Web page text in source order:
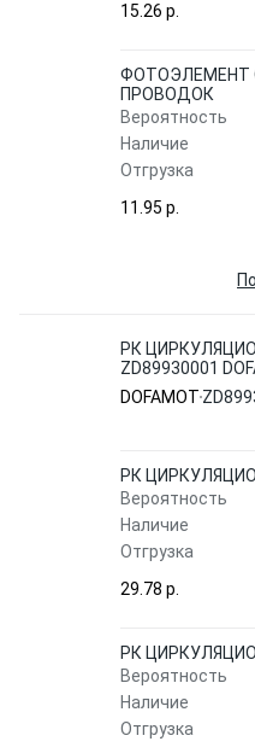
15.26 p.
ФОТОЭЛЕМЕНТ
ПРОВОДОК
Вероятность
Наличие
Отгрузка
11.95 p.
РК
ZD89930001
DOFAMOT
РК
Вероятность
Наличие
Отгрузка
29.78 p.
РК
Вероятность
Наличие
Отгрузка